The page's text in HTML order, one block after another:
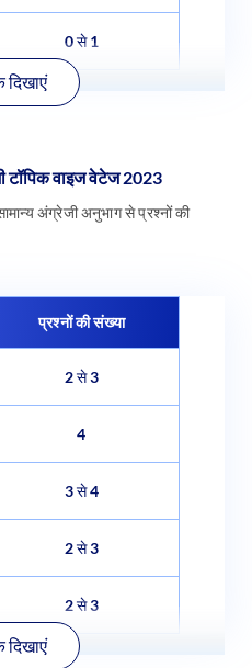
0 से 1
दिखाएं
टॉपिक वाइज वेटेज 2023
अंग्रेजी अनुभाग से प्रश्नों की
प्रश्नों की संख्या
2 से 3
4
3 से 4
2 से 3
2 से 3
दिखाएं